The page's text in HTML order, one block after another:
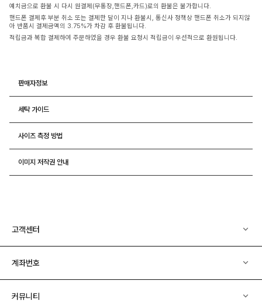
예치금으로 환불 시 다시 원결제(무통장,핸드폰,카드)로의 환불은 불가합니다.
핸드폰 결제후 부분 취소 또는 결제한 달이 지나 환불시, 통신사 정책상 핸드폰 취소가 되지않
아 반품시 결제금액의 3.75%가 차감 후 환불됩니다.
적립금과 복합 결제하여 주문하였을 경우 환불 요청시 적립금이 우선적으로 환원됩니다.
판매자정보
세탁 가이드
사이즈 측정 방법
이미지 저작권 안내
고객센터
계좌번호
커뮤니티